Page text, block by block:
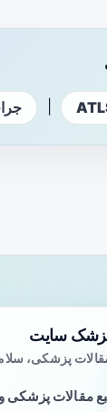
سایت
پزشکی،
مقالات